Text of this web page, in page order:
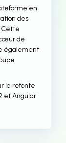
en
des
Cette
de
également
la refonte
et Angular